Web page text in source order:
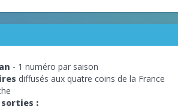
- 1 numéro par saison
diffusés aux quatre coins de la France
sorties :